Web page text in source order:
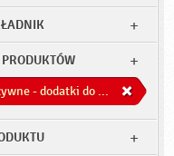
Pasty warzywne - dodatki do dań